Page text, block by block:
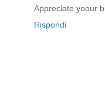
Appreciate yoour
Rispondi